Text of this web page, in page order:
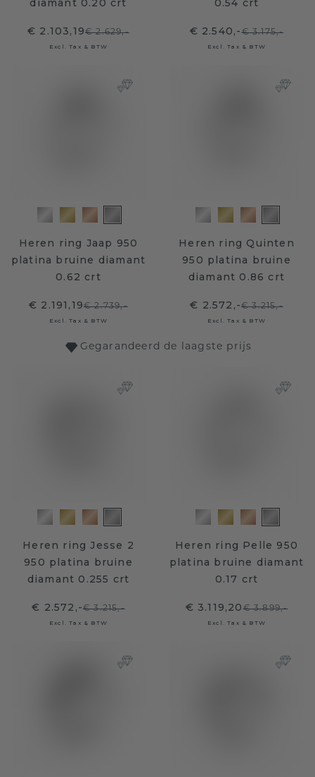
diamant 0.20 crt
€ 2.103,19€ 2.629,-
Excl. Tax & BTW
0.54 crt
€ 2.540,-€ 3.175,-
Excl. Tax & BTW
Heren ring Jaap 950
platina bruine diamant
0.62 crt
€ 2.191,19€ 2.739,-
Excl. Tax & BTW
Heren ring Quinten
950 platina bruine
diamant 0.86 crt
€ 2.572,-€ 3.215,-
Excl. Tax & BTW
Gegarandeerd de laagste prijs
Heren ring Jesse 2
950 platina bruine
diamant 0.255 crt
€ 2.572,-€ 3.215,-
Excl. Tax & BTW
Heren ring Pelle 950
platina bruine diamant
0.17 crt
€ 3.119,20€ 3.899,-
Excl. Tax & BTW